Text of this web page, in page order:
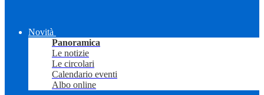
Novità
Panoramica
Le notizie
Le circolari
Calendario eventi
Albo online